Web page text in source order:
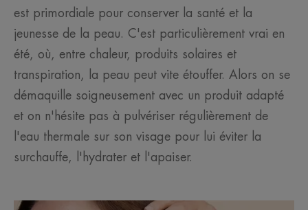
est primordiale pour conserver la santé et la
jeunesse de la peau. C'est particulièrement vrai en
été, où, entre chaleur, produits solaires et
transpiration, la peau peut vite étouffer. Alors on se
démaquille soigneusement avec un produit adapté
et on n'hésite pas à pulvériser régulièrement de
l'eau thermale sur son visage pour lui éviter la
surchauffe, l'hydrater et l'apaiser.